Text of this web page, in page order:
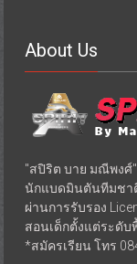
About Us
"สปิริต บาย มณีพงศ์"
นักแบดมินตันทีมชา
ผ่านการรับรอง
สอนเด็กตั้งแต่ระดั
*สมัครเรียน โทร